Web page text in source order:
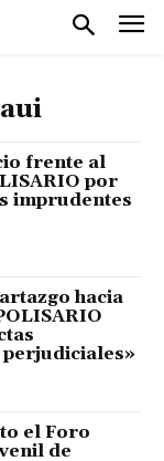
frente al
por
imprudentes
hacia
el Foro
de